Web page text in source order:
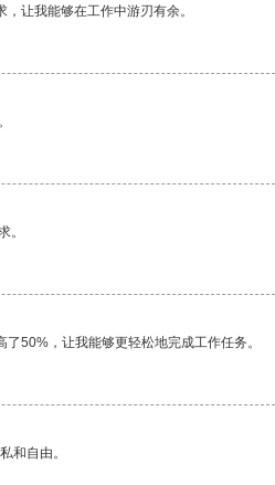
让我能够在工作中游刃有余。
。
50%，让我能够更轻松地完成工作任务。
和自由。